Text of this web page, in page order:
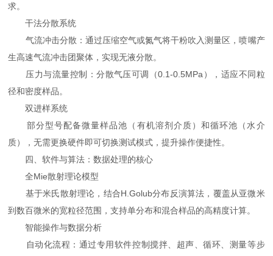
求。
干法分散系统
气流冲击分散：通过压缩空气或氮气将干粉吹入测量区，喷嘴产
生高速气流冲击团聚体，实现无液分散。
压力与流量控制：分散气压可调（0.1-0.5MPa），适应不同粒
径和密度样品。
双进样系统
部分型号配备微量样品池（有机溶剂介质）和循环池（水介
质），无需更换硬件即可切换测试模式，提升操作便捷性。
四、软件与算法：数据处理的核心
全Mie散射理论模型
基于米氏散射理论，结合H.Golub分布反演算法，覆盖从亚微米
到数百微米的宽粒径范围，支持单分布和混合样品的高精度计算。
智能操作与数据分析
自动化流程：通过专用软件控制搅拌、超声、循环、测量等步